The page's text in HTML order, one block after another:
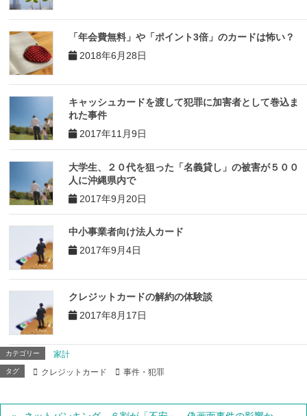
「年会費無料」や「ポイント3倍」のカードは怖い？
2018年6月28日
キャッシュカードを渡して犯罪に加害者として巻込ま
れた事件
2017年11月9日
大学生、２０代を狙った「名義貸し」の被害が５００
人に沖縄県内で
2017年9月20日
中小事業者向け法人カード
2017年9月4日
クレジットカードの解約の体験談
2017年8月17日
カテゴリー 家計
タグ クレジットカード 事件・犯罪